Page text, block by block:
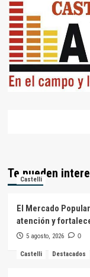
Te pueden
Castelli
El Mercado
atención y
5 agosto, 2026 0
Castelli Destacados